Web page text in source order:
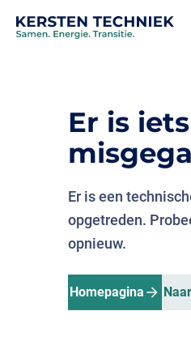
Over ons
ProjectenEr is iets
Er is een
opgetreden.
opnieuw.
Homepagina